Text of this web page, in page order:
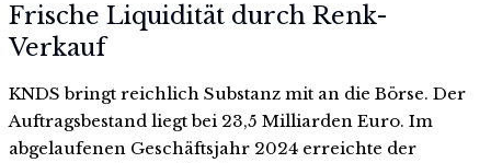
Frische Liquidität durch Renk-
Verkauf
KNDS bringt reichlich Substanz mit an die Börse. Der
Auftragsbestand liegt bei 23,5 Milliarden Euro. Im
abgelaufenen Geschäftsjahr 2024 erreichte der